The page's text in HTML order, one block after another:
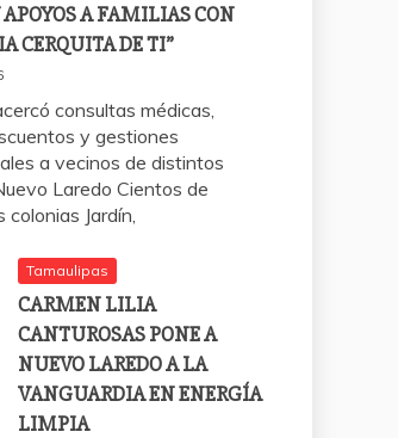
APOYOS A FAMILIAS CON
CERQUITA DE TI”
consultas médicas,
y gestiones
a vecinos de distintos
Laredo Cientos de
colonias Jardín,
Tamaulipas
CARMEN LILIA
CANTUROSAS PONE A
NUEVO LAREDO A LA
VANGUARDIA EN ENERGÍA
LIMPIA